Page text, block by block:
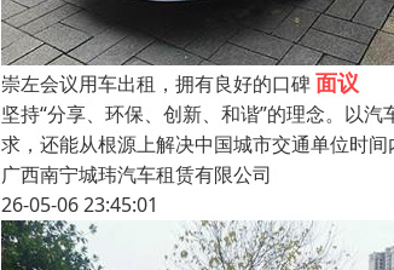
崇左会议用车出租，拥有良好的口碑面议
坚持“分享、环保、创新、和谐”的理念。以
求，还能从根源上解决中国城市交通单位时
广西南宁城玮汽车租赁有限公司
26-05-06 23:45:01